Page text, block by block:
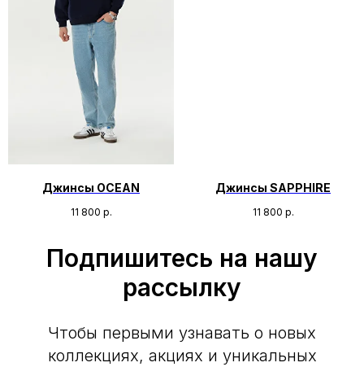
Джинсы OCEAN
11 800 р.
Джинсы SAPPHIRE
11 800 р.
Подпишитесь на нашу
рассылку
Чтобы первыми узнавать о новых
коллекциях, акциях и уникальных